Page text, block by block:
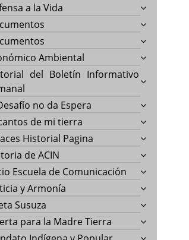
a la Vida
Ambiental
del Boletín Informativo
no da Espera
de mi tierra
Historial Pagina
de ACIN
Escuela de Comunicación
y Armonía
Susuza
para la Madre Tierra